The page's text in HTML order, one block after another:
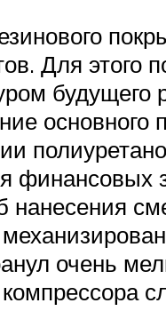
Для этого
нанесения
очень